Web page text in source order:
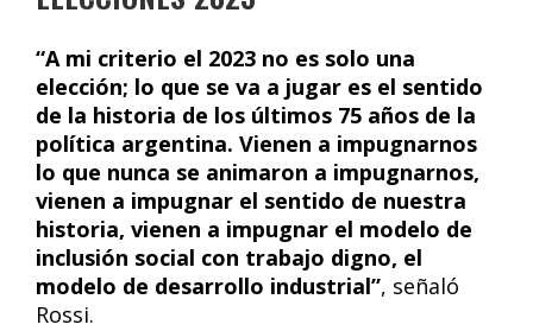
“A mi criterio el 2023 no es solo una
elección; lo que se va a jugar es el sentido
de la historia de los últimos 75 años de la
política argentina. Vienen a impugnarnos
lo que nunca se animaron a impugnarnos,
vienen a impugnar el sentido de nuestra
historia, vienen a impugnar el modelo de
inclusión social con trabajo digno, el
modelo de desarrollo industrial”, señaló
Rossi.